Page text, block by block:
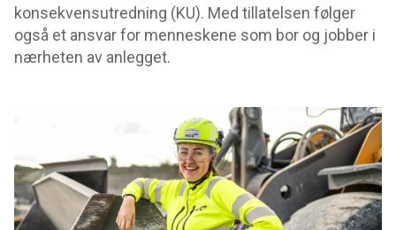
konsekvensutredning (KU). Med tillatelsen følger
også et ansvar for menneskene som bor og jobber i
nærheten av anlegget.